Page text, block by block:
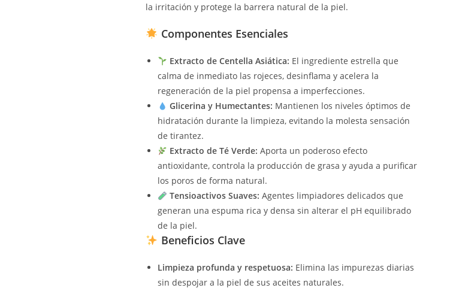
la irritación y protege la barrera natural de la piel.
Componentes Esenciales
Extracto de Centella Asiática: El ingrediente estrella que
calma de inmediato las rojeces, desinflama y acelera la
regeneración de la piel propensa a imperfecciones.
Glicerina y Humectantes: Mantienen los niveles óptimos de
hidratación durante la limpieza, evitando la molesta sensación
de tirantez.
Extracto de Té Verde: Aporta un poderoso efecto
antioxidante, controla la producción de grasa y ayuda a purificar
los poros de forma natural.
Tensioactivos Suaves: Agentes limpiadores delicados que
generan una espuma rica y densa sin alterar el pH equilibrado
de la piel.
Beneficios Clave
Limpieza profunda y respetuosa: Elimina las impurezas diarias
sin despojar a la piel de sus aceites naturales.